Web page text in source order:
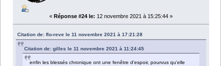
« Réponse #24 le: 12 novembre 2021 à 15:25:44 »
Citation de: flo-reve le 11 novembre 2021 à 17:21:28
Citation de: gilles le 11 novembre 2021 à 11:24:45
enfin les blessés chronique ont une fenêtre d'espoir, pourvus qu'elle